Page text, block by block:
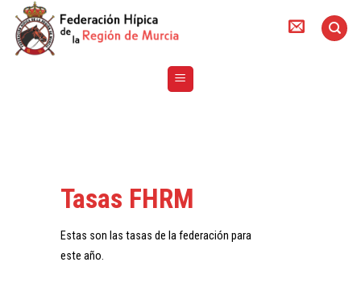
content
Tasas FHRM
Estas son las tasas de la federación para
este año.